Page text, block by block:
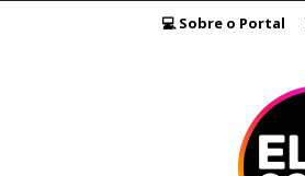
💻 Sobre o Portal